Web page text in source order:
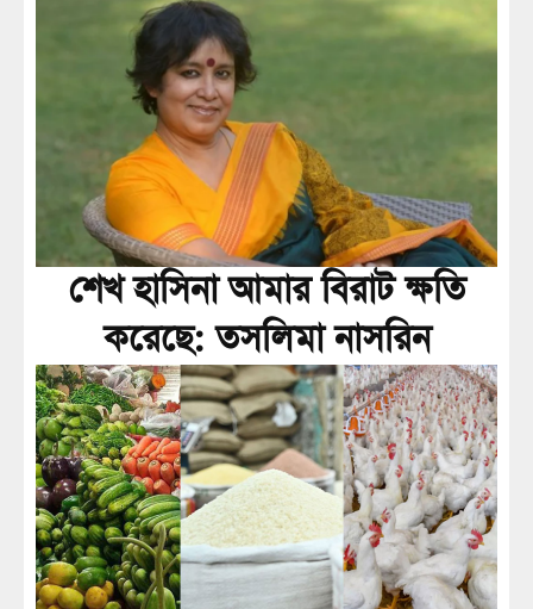
শেখ হাসিনা আমার বিরাট ক্ষতি
করেছে: তসলিমা নাসরিন